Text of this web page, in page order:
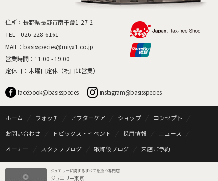
住所：長野県長野市南千歳1-27-2
TEL： 026-228-6161
MAIL： basisspecies@miya1.co.jp
営業時間：11:00 - 19:00
定休日：木曜日定休（祝日は営業）
facebook@basisspecies instagram@basisspecies
ホーム ウォッチ アフターケア ショップ
コンセプト
お問い合わせ
トピックス・イベント 採用情報
ニュース
オーナー
スタッフブログ 取締役ブログ 来店ご予約
ジュエリーに関するすべてを扱う専門店
ジュエリー東京